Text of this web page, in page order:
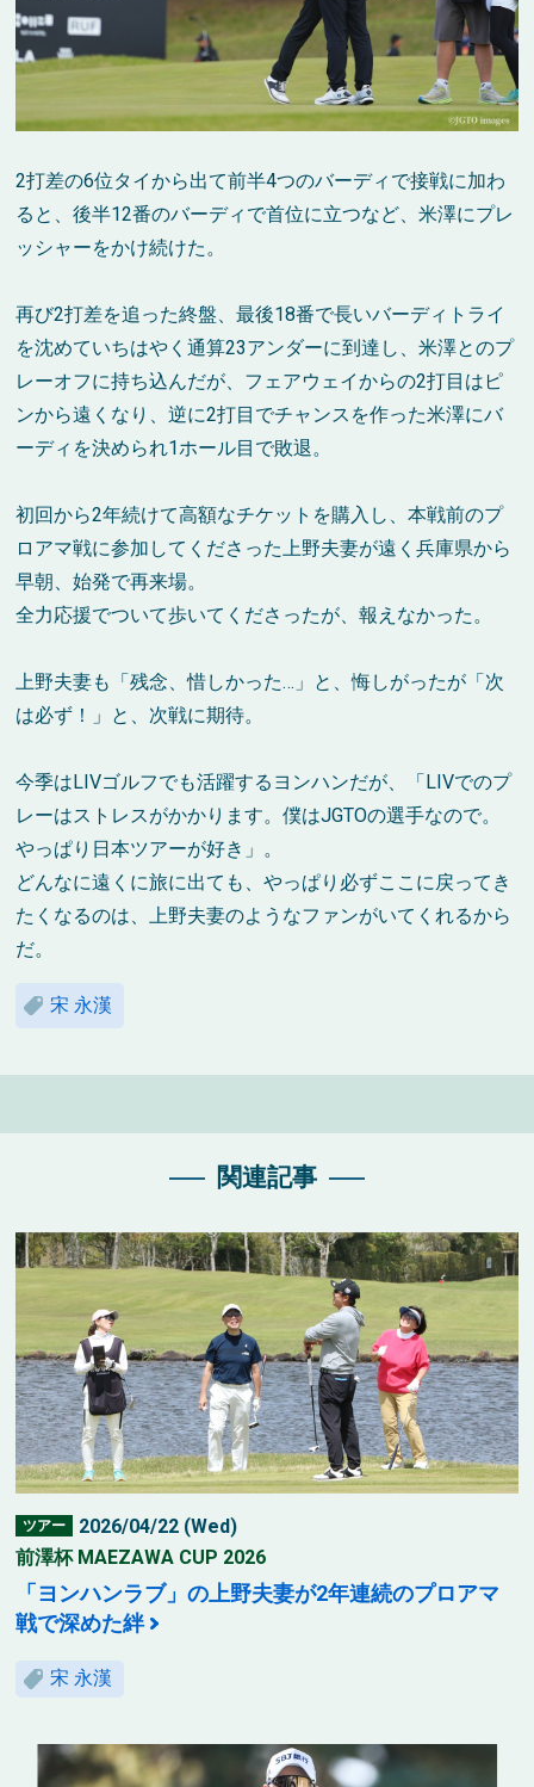
2打差の6位タイから出て前半4つのバーディで接戦に加わ
ると、後半12番のバーディで首位に立つなど、米澤にプレ
ッシャーをかけ続けた。
再び2打差を追った終盤、最後18番で長いバーディトライ
を沈めていちはやく通算23アンダーに到達し、米澤とのプ
レーオフに持ち込んだが、フェアウェイからの2打目はピ
ンから遠くなり、逆に2打目でチャンスを作った米澤にバ
ーディを決められ1ホール目で敗退。
初回から2年続けて高額なチケットを購入し、本戦前のプ
ロアマ戦に参加してくださった上野夫妻が遠く兵庫県から
早朝、始発で再来場。
全力応援でついて歩いてくださったが、報えなかった。
上野夫妻も「残念、惜しかった…」と、悔しがったが「次
は必ず！」と、次戦に期待。
今季はLIVゴルフでも活躍するヨンハンだが、「LIVでのプ
レーはストレスがかかります。僕はJGTOの選手なので。
やっぱり日本ツアーが好き」。
どんなに遠くに旅に出ても、やっぱり必ずここに戻ってき
たくなるのは、上野夫妻のようなファンがいてくれるから
だ。
宋 永漢
関連記事
ツアー
2026/04/22 (Wed)
前澤杯 MAEZAWA CUP 2026
「ヨンハンラブ」の上野夫妻が2年連続のプロアマ
戦で深めた絆
宋 永漢